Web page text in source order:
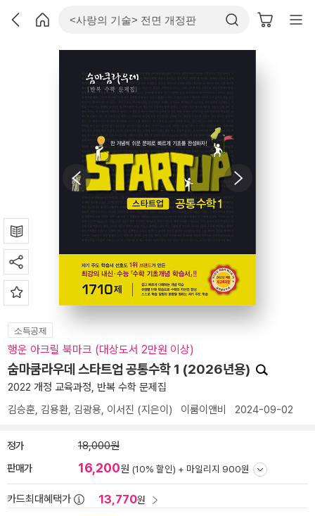
소득공제
행운 아크릴 북마크 (대상도서 2만원 이상)
숨마쿰라우데 스타트업 공통수학 1 (2026년용)
2022 개정 교육과정, 반복 수학 문제집
김승훈, 김용환, 김광용, 이서진 (지은이) 이룸이앤비 2024-09-02
정가 18,000원
판매가 16,200원 (10% 할인) + 마일리지 900원
카드최대혜택가 13,770원